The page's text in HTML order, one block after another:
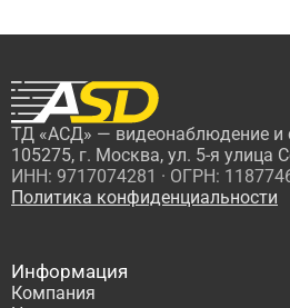
ТД «АСД» — видеонаблюдение и
105275, г. Москва, ул. 5-я улица
ИНН: 9717074281 · ОГРН:
Политика конфиденциальности
Информация
Компания